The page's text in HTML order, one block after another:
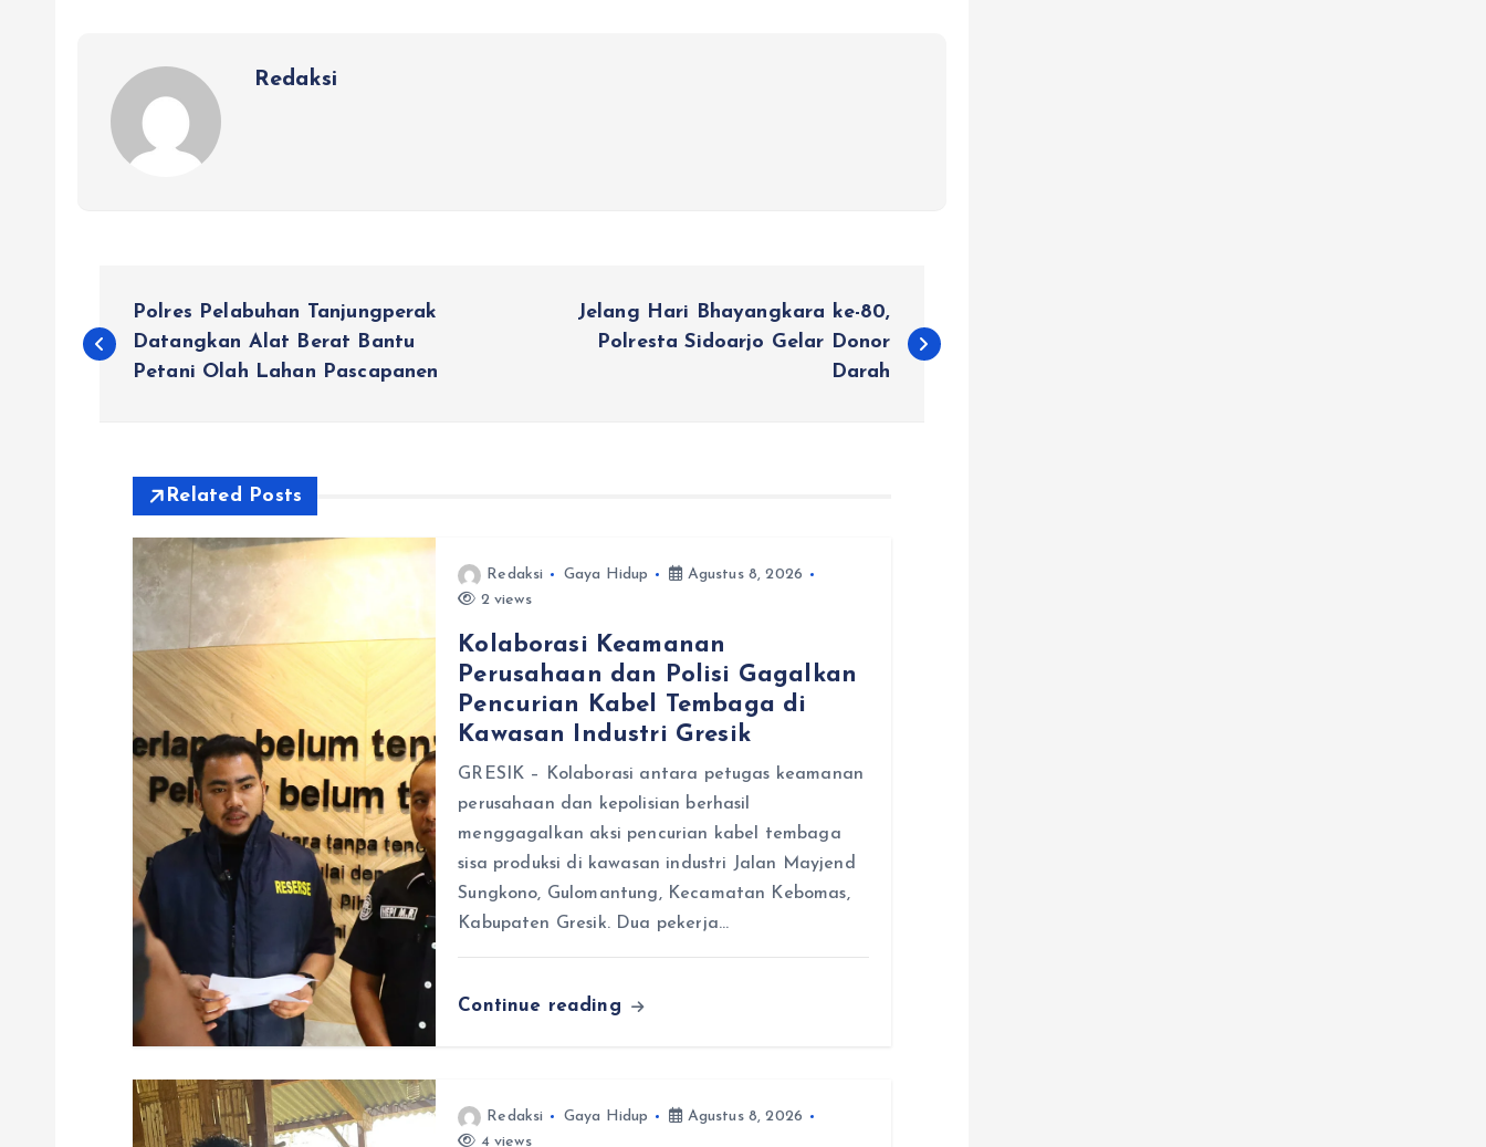
Redaksi
a
Polres Pelabuhan Tanjungperak
Datangkan Alat Berat Bantu
Petani Olah Lahan Pascapanen
Jelang Hari Bhayangkara ke-80,
Polresta Sidoarjo Gelar Donor
Darah
Related Posts
Redaksi Gaya Hidup
Agustus 8, 2026
2 views
Kolaborasi Keamanan
Perusahaan dan Polisi Gagalkan
Pencurian Kabel Tembaga di
Kawasan Industri Gresik
GRESIK – Kolaborasi antara petugas keamanan
perusahaan dan kepolisian berhasil
menggagalkan aksi pencurian kabel tembaga
sisa produksi di kawasan industri Jalan Mayjend
Sungkono, Gulomantung, Kecamatan Kebomas,
Kabupaten Gresik. Dua pekerja…
Continue reading
Redaksi Gaya Hidup
Agustus 8, 2026
4 views